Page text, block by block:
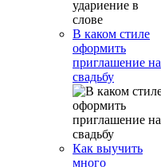
В каком стиле
оформить
приглашение на
свадьбу
Как выучить
много